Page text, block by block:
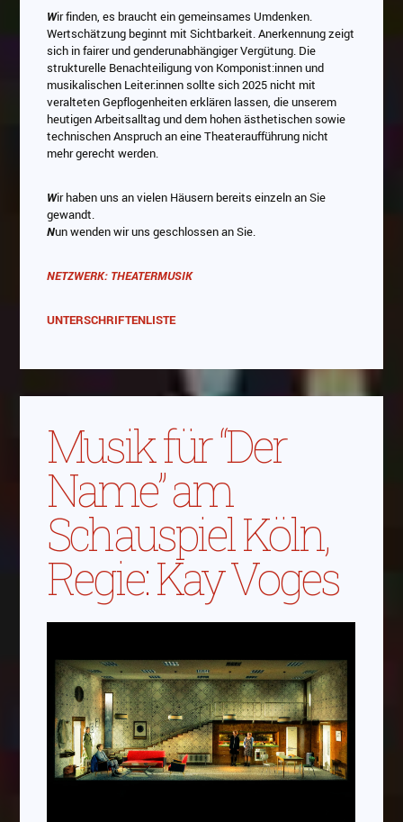
Wir finden, es braucht ein gemeinsames Umdenken.
Wertschätzung beginnt mit Sichtbarkeit. Anerkennung zeigt
sich in fairer und genderunabhängiger Vergütung. Die
strukturelle Benachteiligung von Komponist:innen und
musikalischen Leiter:innen sollte sich 2025 nicht mit
veralteten Gepflogenheiten erklären lassen, die unserem
heutigen Arbeitsalltag und dem hohen ästhetischen sowie
technischen Anspruch an eine Theateraufführung nicht
mehr gerecht werden.
Wir haben uns an vielen Häusern bereits einzeln an Sie
gewandt.
Nun wenden wir uns geschlossen an Sie.
NETZWERK: THEATERMUSIK
UNTERSCHRIFTENLISTE
Musik für “Der
Name” am
Schauspiel Köln,
Regie: Kay Voges